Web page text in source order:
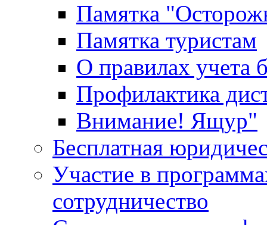
Памятка
Памятка туристам
О правилах учета
Профилактика
Внимание! Ящур"
Бесплатная
Участие в
сотрудничество